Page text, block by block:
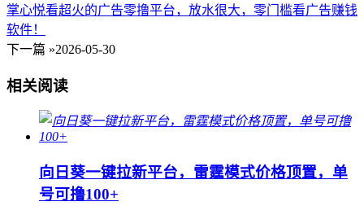
掌心悦看超火的广告零撸平台，放水很大，零门槛看广告赚钱
软件！
下一篇 »2026-05-30
相关阅读
向日葵一键拉新平台，雷霆模式价格顶置，单
号可撸100+